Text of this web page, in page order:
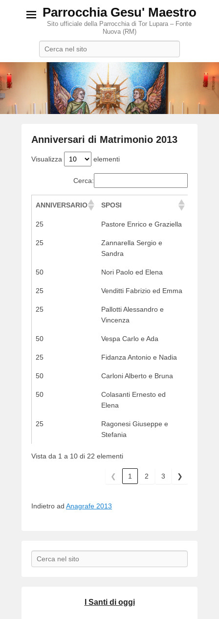
Parrocchia Gesu' Maestro
Sito ufficiale della Parrocchia di Tor Lupara – Fonte
Nuova (RM)
Anniversari di Matrimonio 2013
e
e
r
Visualizza elementi
Cerca:
ANNIVERSARIO SPOSI
25 Pastore Enrico e Graziella
25
Zannarella Sergio e
Sandra
50 Nori Paolo ed Elena
25 Venditti Fabrizio ed Emma
25
Pallotti Alessandro e
Vincenza
50 Vespa Carlo e Ada
25 Fidanza Antonio e Nadia
50 Carloni Alberto e Bruna
50
Colasanti Ernesto ed
Elena
25
Ragonesi Giuseppe e
Stefania
Vista da 1 a 10 di 22 elementi
❮ 1 2 3 ❯
Indietro ad Anagrafe 2013
Search
I Santi di oggi